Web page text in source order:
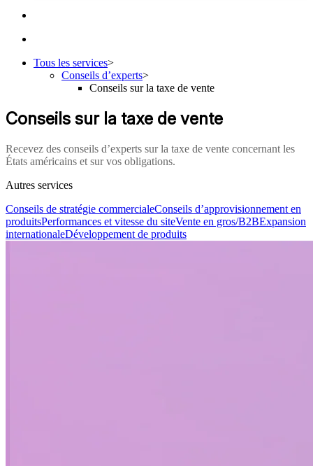
Tous les services>
Conseils d’experts>
Conseils sur la taxe de vente
Conseils sur la taxe de vente
Recevez des conseils d’experts sur la taxe de vente concernant les
États américains et sur vos obligations.
Autres services
Conseils de stratégie commercialeConseils d’approvisionnement en
produitsPerformances et vitesse du siteVente en gros/B2BExpansion
internationaleDéveloppement de produits